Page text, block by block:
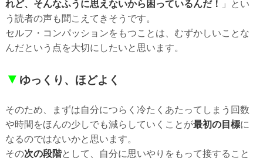
れど、そんなふうに思えないから困っているんだ！
」とい
う読者の声も聞こえてきそうです。
セルフ・コンパッションをもつことは、むずかしいことな
んだという点を大切にしたいと思います。
▼ ゆっくり、ほどよく
そのため、まずは自分につらく冷たくあたってしまう回数
や時間をほんの少しでも減らしていくことが最初の目標に
なるのではないかと思います。
その次の段階として、自分に思いやりをもって接すること